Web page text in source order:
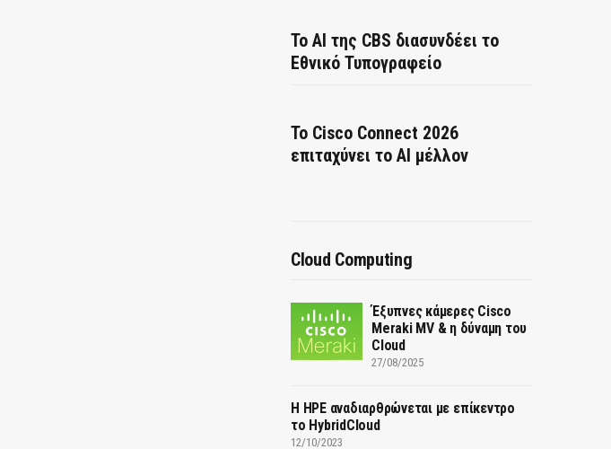
Το AI της CBS διασυνδέει το
Εθνικό Τυπογραφείο
Το Cisco Connect 2026
επιταχύνει το AI μέλλον
Cloud Computing
Έξυπνες κάμερες Cisco
Meraki MV & η δύναμη του
Cloud
27/08/2025
H HPE αναδιαρθρώνεται με επίκεντρο
το HybridCloud
12/10/2023